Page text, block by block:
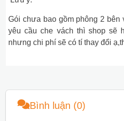
Gói chưa bao gồm phông 2 bên
yêu cầu che vách thì shop sẽ
nhưng chi phí sẽ có tí thay đổi
Bình luận (0)